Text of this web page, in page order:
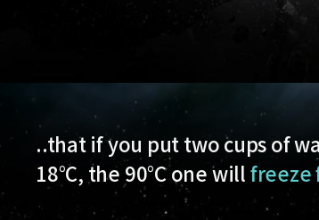
..that if you put two cups of
18°C, the 90°C one willfreeze